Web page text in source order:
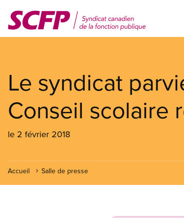
contenu
Le syndicat
Conseil scolaire
le 2 février 2018
Accueil Salle de presse